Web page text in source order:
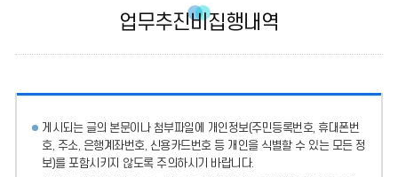
업무추진비집행내역
게시되는 글의 본문이나 첨부파일에
개인정보(주민등록번호, 휴대폰번
호, 주소, 은행계좌번호, 신용카드번호 등 개인을 식별할 수 있는 모든 정
보)를 포함시키지 않도록 주의하시기 바랍니다.